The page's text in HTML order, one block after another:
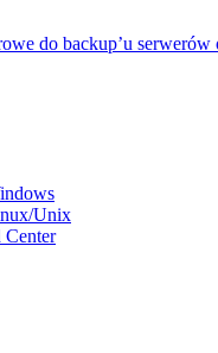
do backup’u
Unix
Center